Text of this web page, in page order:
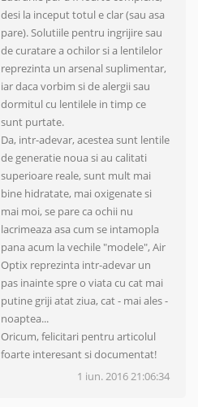
desi la inceput totul e clar (sau asa
pare). Solutiile pentru ingrijire sau
de curatare a ochilor si a lentilelor
reprezinta un arsenal suplimentar,
iar daca vorbim si de alergii sau
dormitul cu lentilele in timp ce
sunt purtate.
Da, intr-adevar, acestea sunt lentile
de generatie noua si au calitati
superioare reale, sunt mult mai
bine hidratate, mai oxigenate si
mai moi, se pare ca ochii nu
lacrimeaza asa cum se intamopla
pana acum la vechile "modele", Air
Optix reprezinta intr-adevar un
pas inainte spre o viata cu cat mai
putine griji atat ziua, cat - mai ales -
noaptea...
Oricum, felicitari pentru articolul
foarte interesant si documentat!
1 iun. 2016 21:06:34